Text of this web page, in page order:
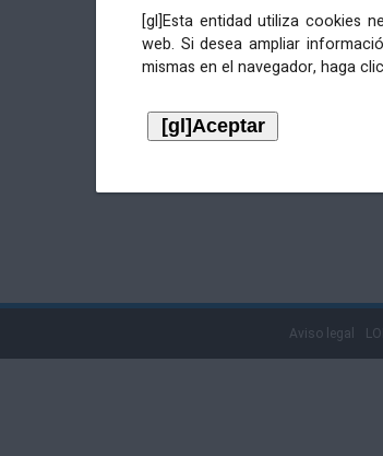
[gl]Esta entidad utiliza cookies
web. Si desea ampliar
mismas en el navegador, haga
Aviso legal